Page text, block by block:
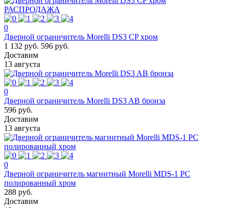
РАСПРОДАЖА
0
Дверной ограничитель Morelli DS3 CP хром
1 132 руб. 596 руб.
Доставим
13 августа
0
Дверной ограничитель Morelli DS3 AB бронза
596 руб.
Доставим
13 августа
0
Дверной ограничитель магнитный Morelli MDS-1 PC
полированный хром
288 руб.
Доставим